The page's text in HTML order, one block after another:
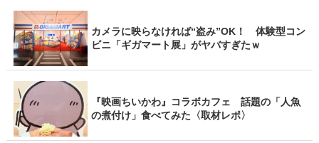
カメラに映らなければ“盗み”OK！ 体験型コン
ビニ「ギガマート展」がヤバすぎたｗ
『映画ちいかわ』コラボカフェ 話題の「人魚
の煮付け」食べてみた〈取材レポ〉